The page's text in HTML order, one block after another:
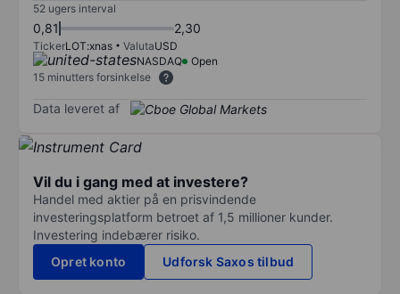
52 ugers interval
0,81 2,30
TickerLOT:xnas ValutaUSD
NASDAQ
Open
15 minutters forsinkelse
Data leveret af
Vil du i gang med at investere?
Handel med aktier på en prisvindende
investeringsplatform betroet af 1,5 millioner kunder.
Investering indebærer risiko.
Opret konto
Udforsk Saxos tilbud